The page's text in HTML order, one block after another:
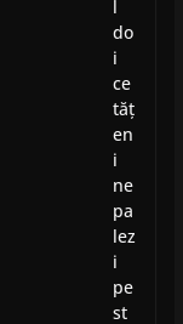
l
do
i
ce
tăț
en
i
ne
pa
lez
i
pe
st